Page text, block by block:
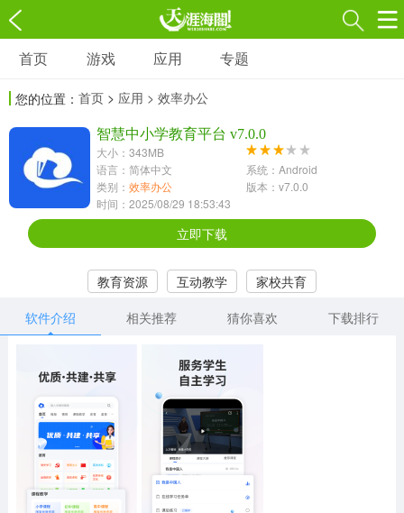
游戏
3697款应用
1597款应用
休闲益智
13387款应用
2196款应用
冒险解谜
1072款应用
418款应用
568款应用
音乐舞蹈
2716款应用
其他
1654款应用
游戏助手
515款应用
首页 游戏 应用 专题
您的位置： 首页 > 应用 > 效率办公
智慧中小学教育平台 v7.0.0
大小：343MB
语言：简体中文
系统：Android
类别： 效率办公
版本：v7.0.0
时间：2025/08/29 18:53:43
立即下载
教育资源 互动教学
家校共育
软件介绍
相关推荐 猜你喜欢 下载排行